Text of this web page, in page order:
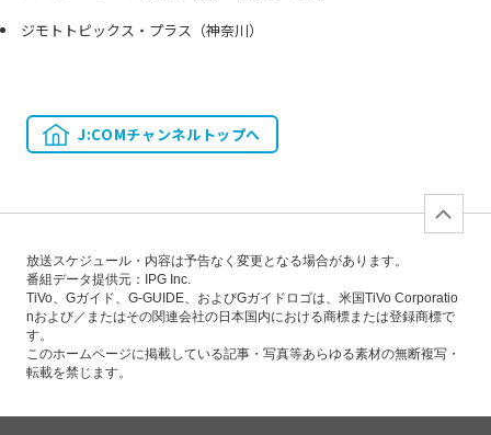
ジモトトピックス・プラス（神奈川）
J:COMチャンネルトップへ
放送スケジュール・内容は予告なく変更となる場合があります。
番組データ提供元：IPG Inc.
TiVo、Gガイド、G-GUIDE、およびGガイドロゴは、米国TiVo Corporatio
nおよび／またはその関連会社の日本国内における商標または登録商標で
す。
このホームページに掲載している記事・写真等あらゆる素材の無断複写・
転載を禁じます。